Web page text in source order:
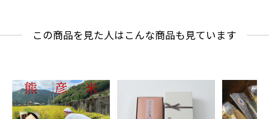
この商品を見た人はこんな商品も見ています